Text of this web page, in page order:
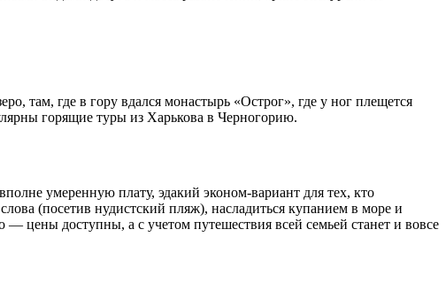
там, где в гору вдался монастырь «Острог», где у ног плещется
горящие туры из Харькова в Черногорию.
умеренную плату, эдакий эконом-вариант для тех, кто
(посетив нудистский пляж), насладиться купанием в море и
цены доступны, а с учетом путешествия всей семьей станет и вовсе